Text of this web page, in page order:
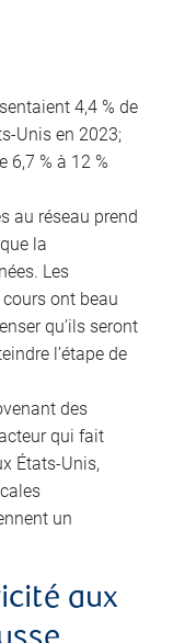
4,4 % de
Unis en 2023;
6,7 % à 12 %
au réseau prend
la
Les
ont beau
qu’ils seront
l’étape de
des
qui fait
États-Unis,
un
aux